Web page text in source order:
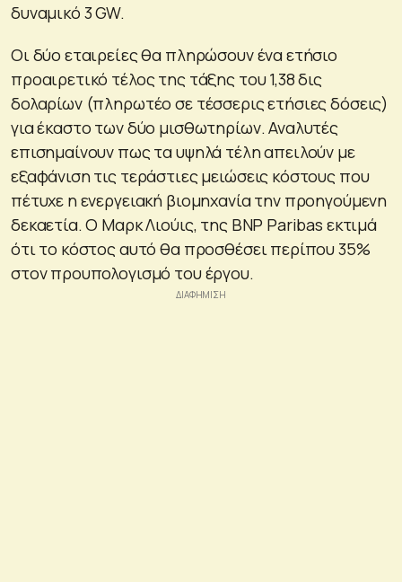
δυναμικό 3 GW.
Οι δύο εταιρείες θα πληρώσουν ένα ετήσιο
προαιρετικό τέλος της τάξης του 1,38 δις
δολαρίων (πληρωτέο σε τέσσερις ετήσιες δόσεις)
για έκαστο των δύο μισθωτηρίων. Αναλυτές
επισημαίνουν πως τα υψηλά τέλη απειλούν με
εξαφάνιση τις τεράστιες μειώσεις κόστους που
πέτυχε η ενεργειακή βιομηχανία την προηγούμενη
δεκαετία. Ο Μαρκ Λιούις, της BNP Paribas εκτιμά
ότι το κόστος αυτό θα προσθέσει περίπου 35%
στον προυπολογισμό του έργου.